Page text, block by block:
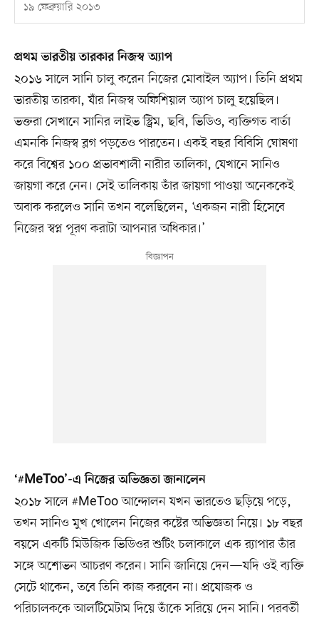
১৯ ফেব্রুয়ারি ২০১৩
প্রথম ভারতীয় তারকার নিজস্ব অ্যাপ
২০১৬ সালে সানি চালু করেন নিজের মোবাইল অ্যাপ। তিনি প্রথম
ভারতীয় তারকা, যাঁর নিজস্ব অফিশিয়াল অ্যাপ চালু হয়েছিল।
ভক্তরা সেখানে সানির লাইভ স্ট্রিম, ছবি, ভিডিও, ব্যক্তিগত বার্তা
এমনকি নিজস্ব ব্লগ পড়তেও পারতেন। একই বছর বিবিসি ঘোষণা
করে বিশ্বের ১০০ প্রভাবশালী নারীর তালিকা, যেখানে সানিও
জায়গা করে নেন। সেই তালিকায় তাঁর জায়গা পাওয়া অনেককেই
অবাক করলেও সানি তখন বলেছিলেন, ‘একজন নারী হিসেবে
নিজের স্বপ্ন পূরণ করাটা আপনার অধিকার।’
‘#MeToo’-এ নিজের অভিজ্ঞতা জানালেন
২০১৮ সালে #MeToo আন্দোলন যখন ভারতেও ছড়িয়ে পড়ে,
তখন সানিও মুখ খোলেন নিজের কষ্টের অভিজ্ঞতা নিয়ে। ১৮ বছর
বয়সে একটি মিউজিক ভিডিওর শুটিং চলাকালে এক র‍্যাপার তাঁর
সঙ্গে অশোভন আচরণ করেন। সানি জানিয়ে দেন—যদি ওই ব্যক্তি
সেটে থাকেন, তবে তিনি কাজ করবেন না। প্রযোজক ও
পরিচালককে আলটিমেটাম দিয়ে তাঁকে সরিয়ে দেন সানি। পরবর্তী